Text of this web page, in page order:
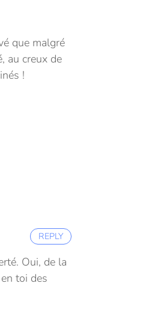
que malgré
au creux de
!
Oui, de la
toi des
REPLY